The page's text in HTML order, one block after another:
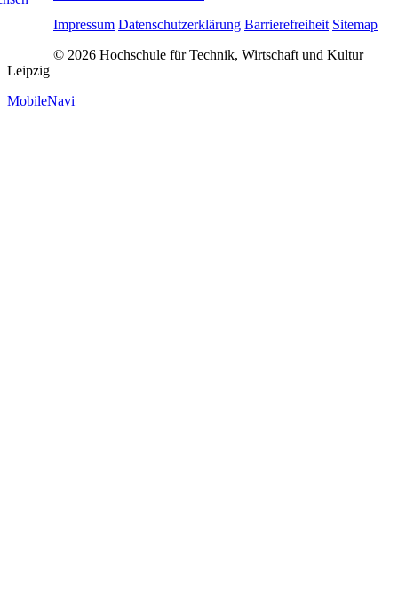
Impressum Datenschutzerklärung Barrierefreiheit Sitemap
© 2026 Hochschule für Technik, Wirtschaft und Kultur
Leipzig
MobileNavi